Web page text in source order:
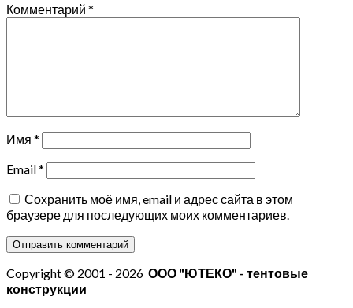
Комментарий *
Имя *
Email*
Сохранить моё имя, email и адрес сайта в этом
браузере для последующих моих комментариев.
Copyright © 2001 - 2026 ООО "ЮТЕКО" - тентовые
конструкции